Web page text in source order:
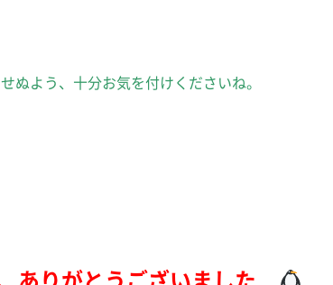
ぬよう、十分お気を付けくださいね。